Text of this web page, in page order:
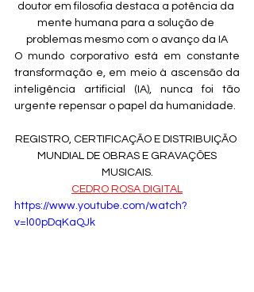
doutor em filosofia destaca a potência da
mente humana para a solução de
problemas mesmo com o avanço da IA
O mundo corporativo está em constante
transformação e, em meio à ascensão da
inteligência artificial (IA), nunca foi tão
urgente repensar o papel da humanidade.
REGISTRO, CERTIFICAÇÃO E DISTRIBUIÇÃO
MUNDIAL DE OBRAS E GRAVAÇÕES
MUSICAIS.
CEDRO ROSA DIGITAL
https://www.youtube.com/watch?
v=l00pDqKaQJk